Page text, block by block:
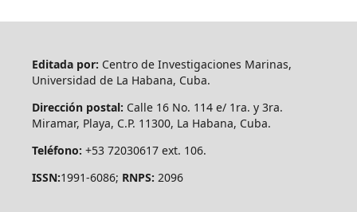
Editada por: Centro de Investigaciones Marinas,
Universidad de La Habana, Cuba.
Dirección postal: Calle 16 No. 114 e/ 1ra. y 3ra.
Miramar, Playa, C.P. 11300, La Habana, Cuba.
Teléfono: +53 72030617 ext. 106.
ISSN:1991-6086; RNPS: 2096